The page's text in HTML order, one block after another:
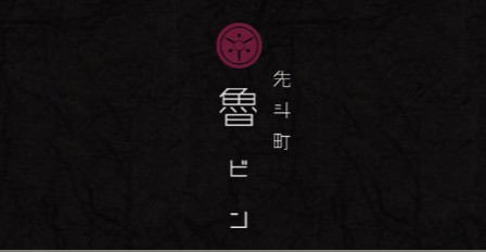
京都・先斗町の京料理・和食
「魯ビン（ろびん）」の公式ブ
京都・先斗町の京町家で美味しい季節
の京料理・和食が自慢の「魯ビン（ろ
びん）」がお店からのお知らせや、お
料理について最新情報をおとどけしま